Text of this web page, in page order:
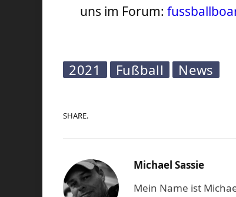
uns im Forum:
2021 Fußball News
SHARE.
Michael Sassie
Mein Name ist